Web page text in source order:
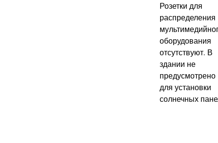
Розетки для
распределения
оборудования
отсутствуют. В
здании не
предусмотрено
для установки
солнечных